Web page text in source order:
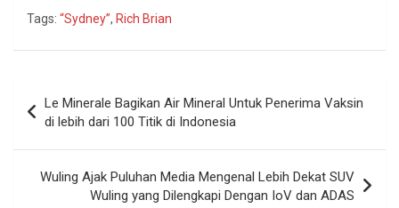
Tags: “Sydney”, Rich Brian
pos
Le Minerale Bagikan Air Mineral Untuk Penerima Vaksin
di lebih dari 100 Titik di Indonesia
Wuling Ajak Puluhan Media Mengenal Lebih Dekat SUV
Wuling yang Dilengkapi Dengan IoV dan ADAS